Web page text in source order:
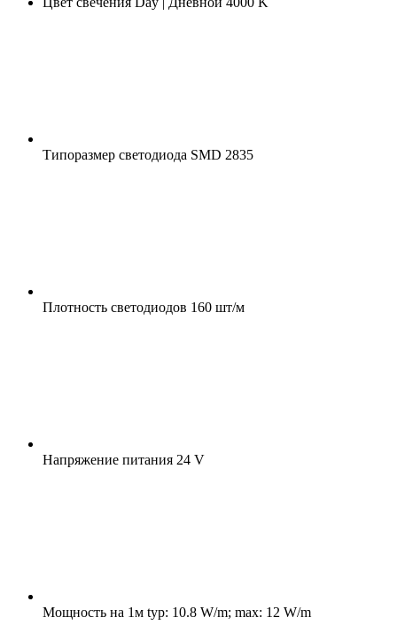
Типоразмер светодиода SMD 2835
Плотность светодиодов 160 шт/м
Напряжение питания 24 V
Мощность на 1м typ: 10.8 W/m; max: 12 W/m